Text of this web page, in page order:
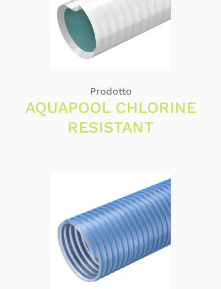
Prodotto
AQUAPOOL CHLORINE
RESISTANT